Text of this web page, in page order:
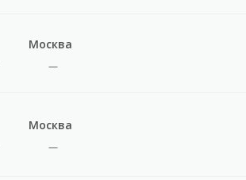
Москва
—
Москва
—